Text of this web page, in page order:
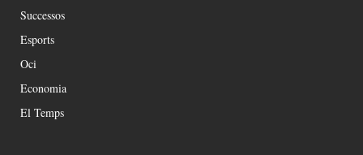
Successos
Esports
Oci
Economia
El Temps